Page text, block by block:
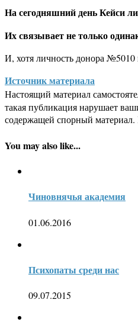
На сегодняшний день Кейси
Их связывает не только
И, хотя личность донора №5010
Источник материала
Настоящий материал
такая публикация нарушает
содержащей спорный
You may also like...
Чиновнячья академия
01.06.2016
Психопаты среди нас
09.07.2015